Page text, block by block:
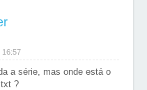
16:57
a série, mas onde está o
?